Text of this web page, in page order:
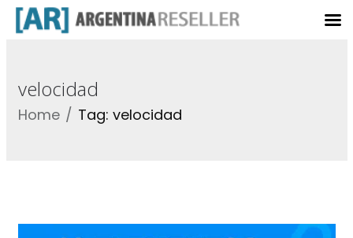
velocidad
Home Tag: velocidad